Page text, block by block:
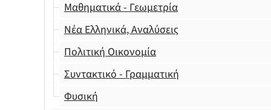
Μαθηματικά - Γεωμετρία
Νέα Ελληνικά, Αναλύσεις
Πολιτική Οικονομία
Συντακτικό - Γραμματική
Φυσική